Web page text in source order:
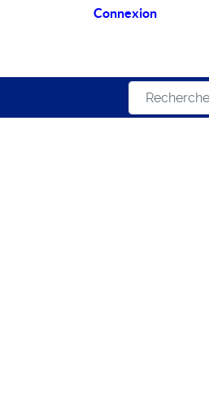
Connexion
Rechercher